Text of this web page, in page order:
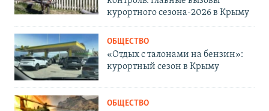
курортного сезона-2026 в Крыму
ОБЩЕСТВО
«Отдых с талонами на бензин»:
курортный сезон в Крыму
ОБЩЕСТВО